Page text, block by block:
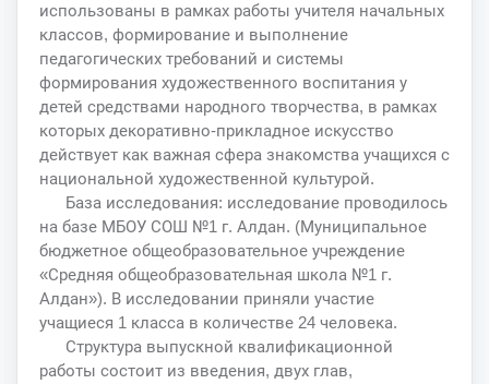
использованы в рамках работы учителя начальных
классов, формирование и выполнение
педагогических требований и системы
формирования художественного воспитания у
детей средствами народного творчества, в рамках
которых декоративно-прикладное искусство
действует как важная сфера знакомства учащихся с
национальной художественной культурой.
База исследования: исследование проводилось
на базе МБОУ СОШ №1 г. Алдан. (Муниципальное
бюджетное общеобразовательное учреждение
«Средняя общеобразовательная школа №1 г.
Алдан»). В исследовании приняли участие
учащиеся 1 класса в количестве 24 человека.
Структура выпускной квалификационной
работы состоит из введения, двух глав,